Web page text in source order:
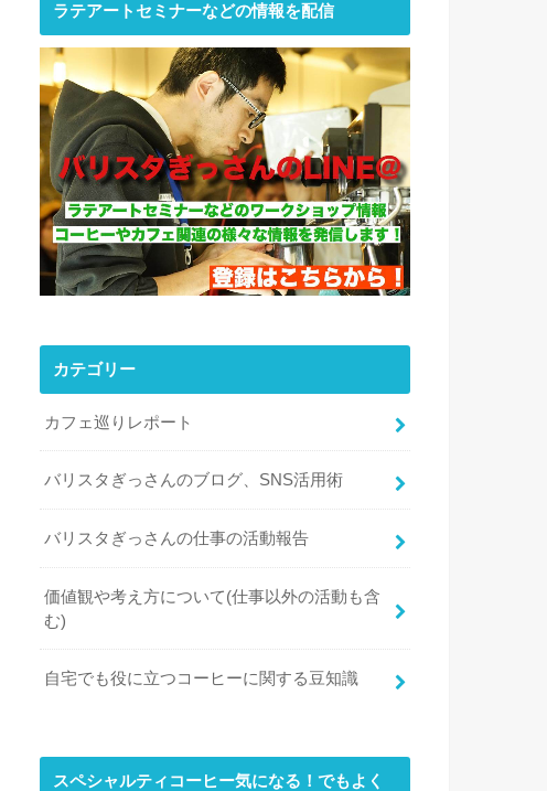
ラテアートセミナーなどの情報を配信
カテゴリー
カフェ巡りレポート
バリスタぎっさんのブログ、SNS活用術
バリスタぎっさんの仕事の活動報告
価値観や考え方について(仕事以外の活動も含
む)
自宅でも役に立つコーヒーに関する豆知識
スペシャルティコーヒー気になる！でもよく